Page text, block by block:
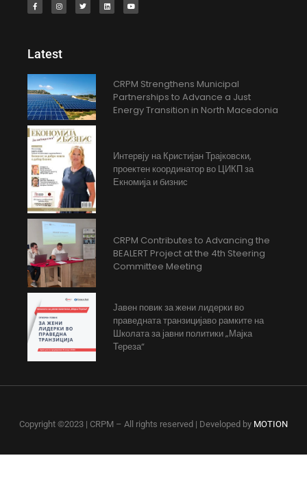
Latest
CRPM Strengthens Municipal
Partnerships to Advance a Just
Energy Transition in North Macedonia
Интервју на Кристијан Трајковски,
проектен координатор во ЦИКП за
Екномија и бизнис
CRPM Contributes to Advancing the
BEALERT Project at the 4th Steering
Committee Meeting
Јавен повик за жени лидерки во
праведната транзицијаво рамките на
Школата за јавни политики „Мајка
Тереза“
Copyright ©2023 | CRPM – All rights reserved | Developed by MOTION